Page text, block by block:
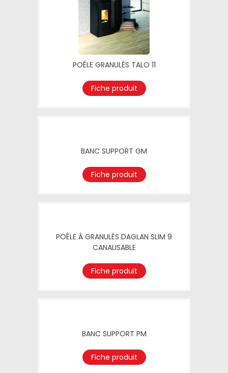
POÊLE GRANULÉS TALO 11
Fiche produit
BANC SUPPORT GM
Fiche produit
POÊLE À GRANULÉS DAGLAN SLIM 9
CANALISABLE
Fiche produit
BANC SUPPORT PM
Fiche produit